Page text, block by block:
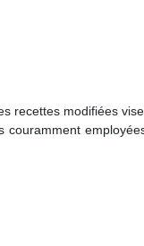
recettes modifiées